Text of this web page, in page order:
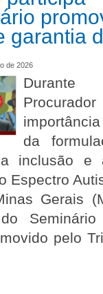
garantia
de 2026
da
inclusão e
Espectro
Gerais
pelo